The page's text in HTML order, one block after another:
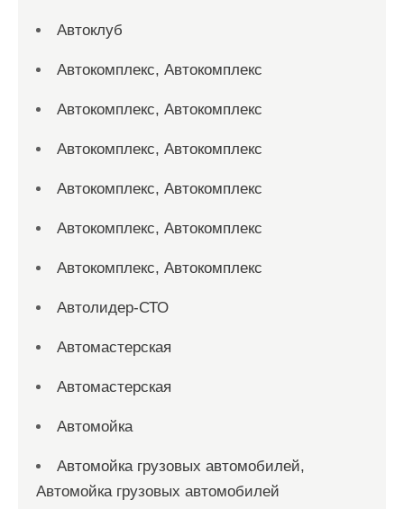
Автоклуб
Автокомплекс, Автокомплекс
Автокомплекс, Автокомплекс
Автокомплекс, Автокомплекс
Автокомплекс, Автокомплекс
Автокомплекс, Автокомплекс
Автокомплекс, Автокомплекс
Автолидер-СТО
Автомастерская
Автомастерская
Автомойка
Автомойка грузовых автомобилей,
Автомойка грузовых автомобилей